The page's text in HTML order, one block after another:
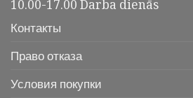
10.00-17.00 Darba dienās
Контакты
Право отказа
Условия покупки